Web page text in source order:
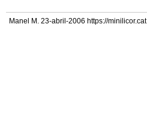
Manel M. 23-abril-2006 https://minilicor.cat